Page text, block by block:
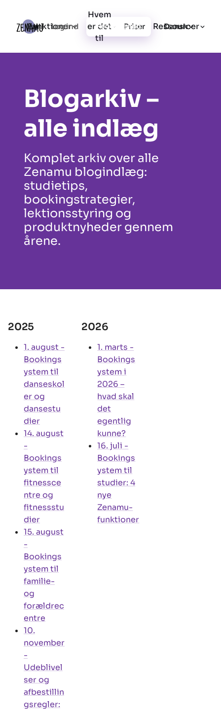
Funktioner
Hvem
er det
til
Priser Ressourcer
Log ind Registrering Dansk
Blogarkiv –
alle indlæg
Komplet arkiv over alle
Zenamu blogindlæg:
studietips,
bookingstrategier,
lektionsstyring og
produktnyheder gennem
årene.
2025
1. august -
Bookings
ystem til
danseskol
er og
dansestu
dier
14. august
-
Bookings
ystem til
fitnessce
ntre og
fitnessstu
dier
15. august
-
Bookings
ystem til
familie-
og
forældrec
entre
10.
november
-
Udeblivel
ser og
afbestillin
gsregler:
2026
1. marts -
Bookings
ystem i
2026 –
hvad skal
det
egentlig
kunne?
16. juli -
Bookings
ystem til
studier: 4
nye
Zenamu-
funktioner